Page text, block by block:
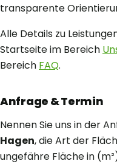
transparente
Alle Details zu
Startseite im Bereich
Bereich FAQ.
Anfrage & Termin
Nennen Sie uns in der
Hagen, die Art der
ungefähre Fläche in